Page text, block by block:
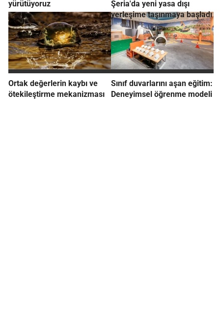
yürütüyoruz
Şeria'da yeni yasa dışı
yerleşime taşınmaya başladı
Ortak değerlerin kaybı ve
ötekileştirme mekanizması
Sınıf duvarlarını aşan eğitim:
Deneyimsel öğrenme modeli